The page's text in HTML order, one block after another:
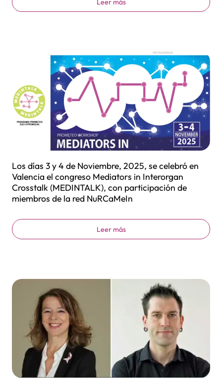
Los días 3 y 4 de Noviembre, 2025, se celebró en
Valencia el congreso Mediators in Interorgan
Crosstalk (MEDINTALK), con participación de
miembros de la red NuRCaMeIn
Leer más